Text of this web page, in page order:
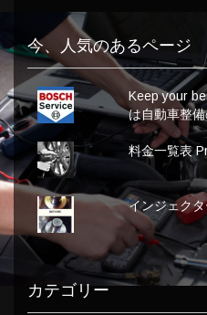
今、人気のあるページ
Keep your
は自動車整
料金一覧表
インジェク
カテゴリー